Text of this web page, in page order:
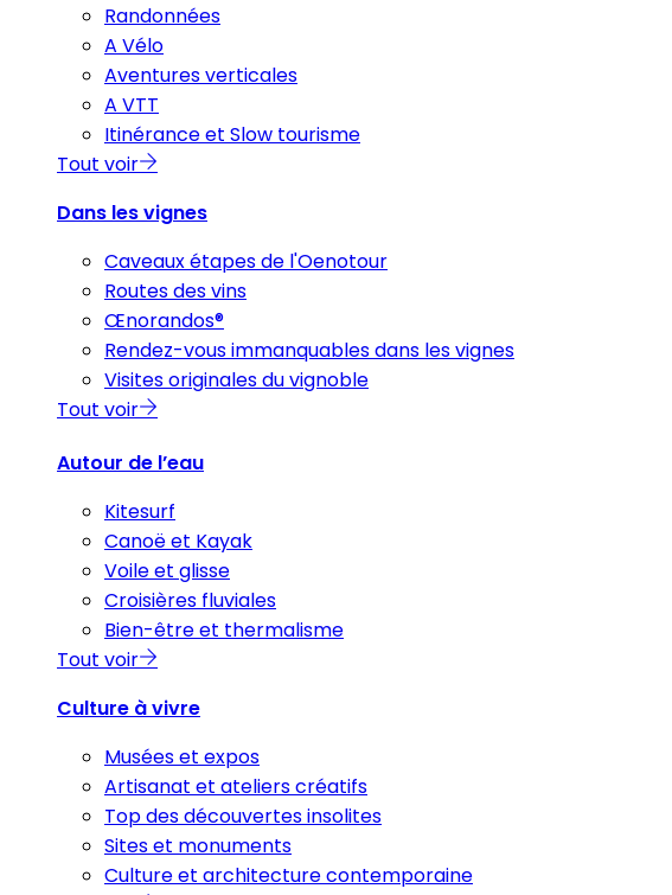
Randonnées
A Vélo
Aventures verticales
A VTT
Itinérance et Slow tourisme
Tout voir
Dans les vignes
Caveaux étapes de l'Oenotour
Routes des vins
Œnorandos®
Rendez-vous immanquables dans les vignes
Visites originales du vignoble
Tout voir
Autour de l’eau
Kitesurf
Canoë et Kayak
Voile et glisse
Croisières fluviales
Bien-être et thermalisme
Tout voir
Culture à vivre
Musées et expos
Artisanat et ateliers créatifs
Top des découvertes insolites
Sites et monuments
Culture et architecture contemporaine